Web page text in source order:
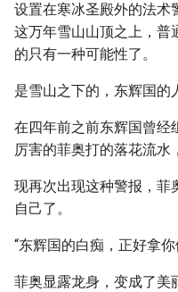
设置在寒冰圣殿外的法术
这万年雪山山顶之上，普
的只有一种可能性了。
是雪山之下的，东辉国的
在四年前之前东辉国曾经
厉害的菲奥打的落花流水
现再次出现这种警报，菲
自己了。
“东辉国的白痴，正好拿
菲奥显露龙身，变成了美